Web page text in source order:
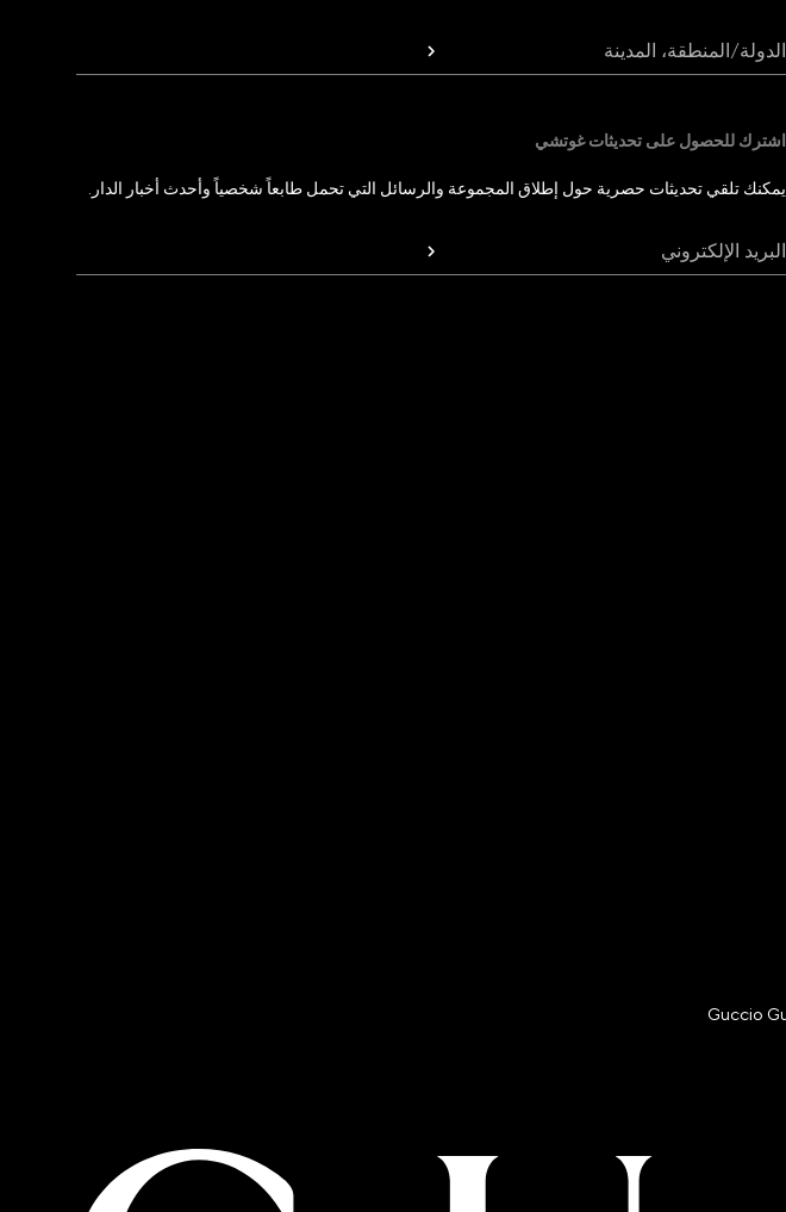
الدولة/المنطقة، المدينة
اشترك للحصول على تحديثات غوتشي
يمكنك تلقي تحديثات حصرية حول إطلاق المجموعة والرسائل التي تحمل طابعاً شخصياً وأحدث أخبار الدار.
البريد الإلكتروني